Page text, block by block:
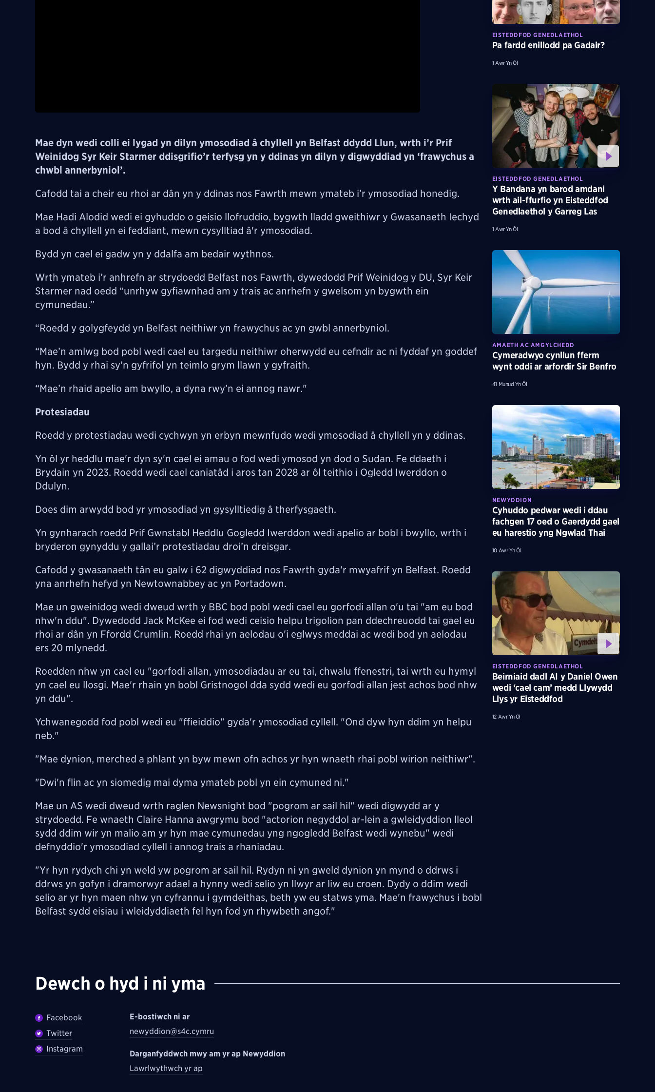
Mae dyn wedi colli ei lygad yn dilyn ymosodiad â chyllell yn Belfast ddydd Llun, wrth i’r Prif
Weinidog Syr Keir Starmer ddisgrifio’r terfysg yn y ddinas yn dilyn y digwyddiad yn ‘frawychus a
chwbl annerbyniol’.
Cafodd tai a cheir eu rhoi ar dân yn y ddinas nos Fawrth mewn ymateb i’r ymosodiad honedig.
Mae Hadi Alodid wedi ei gyhuddo o geisio llofruddio, bygwth lladd gweithiwr y Gwasanaeth Iechyd
a bod â chyllell yn ei feddiant, mewn cysylltiad â'r ymosodiad.
Bydd yn cael ei gadw yn y ddalfa am bedair wythnos.
Wrth ymateb i’r anhrefn ar strydoedd Belfast nos Fawrth, dywedodd Prif Weinidog y DU, Syr Keir
Starmer nad oedd “unrhyw gyfiawnhad am y trais ac anrhefn y gwelsom yn bygwth ein
cymunedau.”
“Roedd y golygfeydd yn Belfast neithiwr yn frawychus ac yn gwbl annerbyniol.
“Mae’n amlwg bod pobl wedi cael eu targedu neithiwr oherwydd eu cefndir ac ni fyddaf yn goddef
hyn. Bydd y rhai sy’n gyfrifol yn teimlo grym llawn y gyfraith.
“Mae’n rhaid apelio am bwyllo, a dyna rwy’n ei annog nawr."
Protesiadau
Roedd y protestiadau wedi cychwyn yn erbyn mewnfudo wedi ymosodiad â chyllell yn y ddinas.
Yn ôl yr heddlu mae'r dyn sy'n cael ei amau o fod wedi ymosod yn dod o Sudan. Fe ddaeth i
Brydain yn 2023. Roedd wedi cael caniatâd i aros tan 2028 ar ôl teithio i Ogledd Iwerddon o
Ddulyn.
Does dim arwydd bod yr ymosodiad yn gysylltiedig â therfysgaeth.
Yn gynharach roedd Prif Gwnstabl Heddlu Gogledd Iwerddon wedi apelio ar bobl i bwyllo, wrth i
bryderon gynyddu y gallai’r protestiadau droi’n dreisgar.
Cafodd y gwasanaeth tân eu galw i 62 digwyddiad nos Fawrth gyda'r mwyafrif yn Belfast. Roedd
yna anrhefn hefyd yn Newtownabbey ac yn Portadown.
Mae un gweinidog wedi dweud wrth y BBC bod pobl wedi cael eu gorfodi allan o'u tai "am eu bod
nhw'n ddu". Dywedodd Jack McKee ei fod wedi ceisio helpu trigolion pan ddechreuodd tai gael eu
rhoi ar dân yn Ffordd Crumlin. Roedd rhai yn aelodau o'i eglwys meddai ac wedi bod yn aelodau
ers 20 mlynedd.
Roedden nhw yn cael eu "gorfodi allan, ymosodiadau ar eu tai, chwalu ffenestri, tai wrth eu hymyl
yn cael eu llosgi. Mae'r rhain yn bobl Gristnogol dda sydd wedi eu gorfodi allan jest achos bod nhw
yn ddu".
Ychwanegodd fod pobl wedi eu "ffieiddio" gyda'r ymosodiad cyllell. "Ond dyw hyn ddim yn helpu
neb."
"Mae dynion, merched a phlant yn byw mewn ofn achos yr hyn wnaeth rhai pobl wirion neithiwr".
"Dwi'n flin ac yn siomedig mai dyma ymateb pobl yn ein cymuned ni."
Mae un AS wedi dweud wrth raglen Newsnight bod "pogrom ar sail hil" wedi digwydd ar y
strydoedd. Fe wnaeth Claire Hanna awgrymu bod "actorion negyddol ar-lein a gwleidyddion lleol
sydd ddim wir yn malio am yr hyn mae cymunedau yng ngogledd Belfast wedi wynebu" wedi
defnyddio'r ymosodiad cyllell i annog trais a rhaniadau.
"Yr hyn rydych chi yn weld yw pogrom ar sail hil. Rydyn ni yn gweld dynion yn mynd o ddrws i
ddrws yn gofyn i dramorwyr adael a hynny wedi selio yn llwyr ar liw eu croen. Dydy o ddim wedi
selio ar yr hyn maen nhw yn cyfrannu i gymdeithas, beth yw eu statws yma. Mae'n frawychus i bobl
Belfast sydd eisiau i wleidyddiaeth fel hyn fod yn rhywbeth angof."
EISTEDDFOD GENEDLAETHOL
Pa fardd enillodd pa Gadair?
1 Awr Yn Ôl
EISTEDDFOD GENEDLAETHOL
Y Bandana yn barod amdani
wrth ail-ffurfio yn Eisteddfod
Genedlaethol y Garreg Las
1 Awr Yn Ôl
AMAETH AC AMGYLCHEDD
Cymeradwyo cynllun fferm
wynt oddi ar arfordir Sir Benfro
41 Munud Yn Ôl
NEWYDDION
Cyhuddo pedwar wedi i ddau
fachgen 17 oed o Gaerdydd gael
eu harestio yng Ngwlad Thai
10 Awr Yn Ôl
EISTEDDFOD GENEDLAETHOL
Beirniaid dadl AI y Daniel Owen
wedi ‘cael cam’ medd Llywydd
Llys yr Eisteddfod
12 Awr Yn Ôl
Dewch o hyd i ni yma
Facebook
Twitter
Instagram
E-bostiwch ni ar
newyddion@s4c.cymru
Darganfyddwch mwy am yr ap Newyddion
Lawrlwythwch yr ap